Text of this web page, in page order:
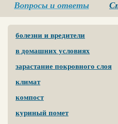
Вопросы и ответы
болезни и вредители
в домашних условиях
зарастание покровного слоя
климат
компост
куриный помет